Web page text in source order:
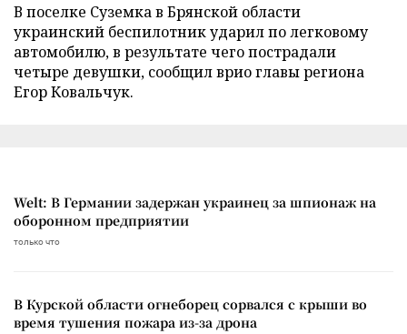
В поселке Суземка в Брянской области
украинский беспилотник ударил по легковому
автомобилю, в результате чего пострадали
четыре девушки, сообщил врио главы региона
Егор Ковальчук.
Welt: В Германии задержан украинец за шпионаж на
оборонном предприятии
только что
В Курской области огнеборец сорвался с крыши во
время тушения пожара из-за дрона